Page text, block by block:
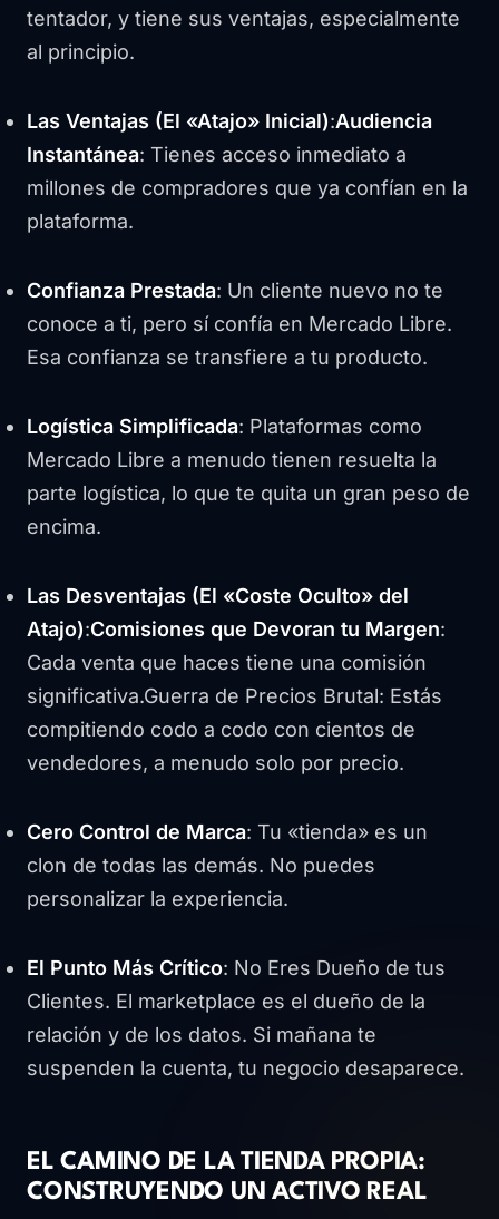
tentador, y tiene sus ventajas, especialmente
al principio.
Las Ventajas (El «Atajo» Inicial):Audiencia
Instantánea: Tienes acceso inmediato a
millones de compradores que ya confían en la
plataforma.
Confianza Prestada: Un cliente nuevo no te
conoce a ti, pero sí confía en Mercado Libre.
Esa confianza se transfiere a tu producto.
Logística Simplificada: Plataformas como
Mercado Libre a menudo tienen resuelta la
parte logística, lo que te quita un gran peso de
encima.
Las Desventajas (El «Coste Oculto» del
Atajo):Comisiones que Devoran tu Margen:
Cada venta que haces tiene una comisión
significativa.Guerra de Precios Brutal: Estás
compitiendo codo a codo con cientos de
vendedores, a menudo solo por precio.
Cero Control de Marca: Tu «tienda» es un
clon de todas las demás. No puedes
personalizar la experiencia.
El Punto Más Crítico: No Eres Dueño de tus
Clientes. El marketplace es el dueño de la
relación y de los datos. Si mañana te
suspenden la cuenta, tu negocio desaparece.
EL CAMINO DE LA TIENDA PROPIA:
CONSTRUYENDO UN ACTIVO REAL